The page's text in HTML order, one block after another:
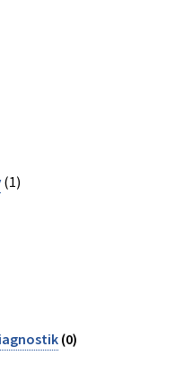
(1)
(0)